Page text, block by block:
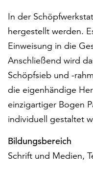
Klicken
Sie
auf
„Alle
akzeptieren“,
um
alle
Cookies
zu
akzeptieren.
Sie
Ihr
Einverständnis
In der
hergestellt werden.
Einweisung in die
Anschließend wird
Schöpfsieb und -
die eigenhändige
einzigartiger Bogen
individuell gestaltet
Bildungsbereich
Schrift und Medien,